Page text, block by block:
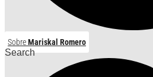
SobreMariskal Romero
Search